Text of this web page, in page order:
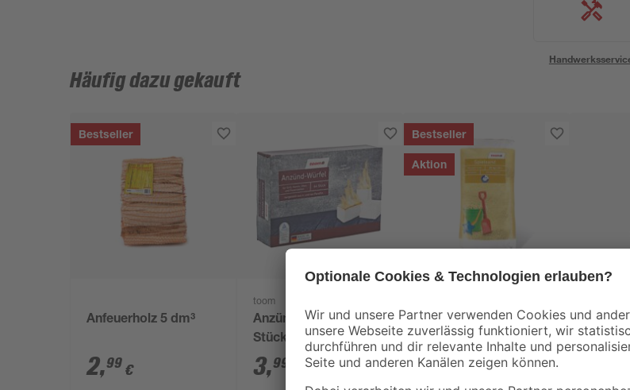
Häufig dazu gekauft
Bestseller
Anfeuerholz 5 dm³
2,99 €
toom
Anzündwürfel 64
Stück
3,99
Bestseller
Aktion
Spielsand beige 0-2
mm 25 kg
2,99€ 3,29 €